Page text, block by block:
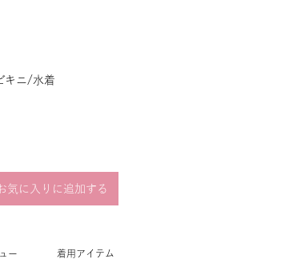
キニ/水着
気に入りに追加する
ー 着用アイテム